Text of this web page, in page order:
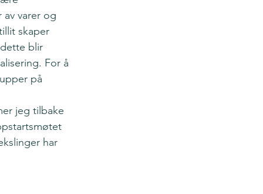
av varer og
skaper
blir
For å
på
jeg tilbake
har